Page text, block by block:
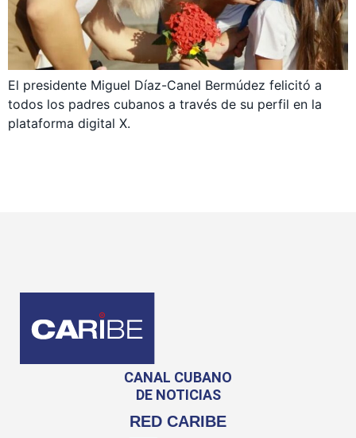
El presidente Miguel Díaz-Canel Bermúdez felicitó a
todos los padres cubanos a través de su perfil en la
plataforma digital X.
CANAL CUBANO
DE NOTICIAS
RED CARIBE